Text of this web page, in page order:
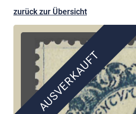
Postcrossing
zurück zur Übersicht
AUSVERKAUFT